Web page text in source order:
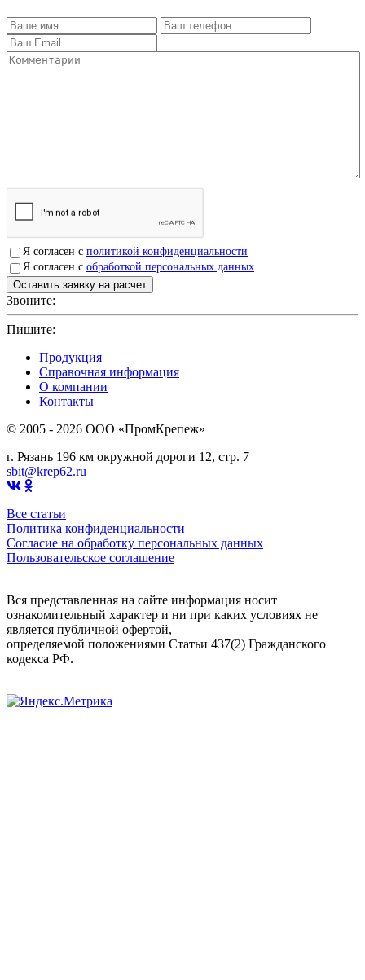
Я согласен с политикой конфиденциальности
Я согласен с обработкой персональных данных
Звоните:
Пишите:
Продукция
Справочная информация
О компании
Контакты
© 2005 - 2026 OOO «ПромКрепеж»
г. Рязань 196 км окружной дороги 12, стр. 7
sbit@krep62.ru
Все статьи
Политика конфиденциальности
Согласие на обработку персональных данных
Пользовательское соглашение
Вся представленная на сайте информация носит
ознакомительный характер и ни при каких условиях не
является публичной офертой,
определяемой положениями Статьи 437(2) Гражданского
кодекса РФ.